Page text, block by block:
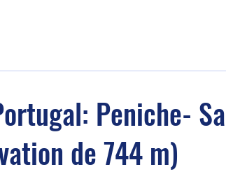
Peniche-
de 744 m)